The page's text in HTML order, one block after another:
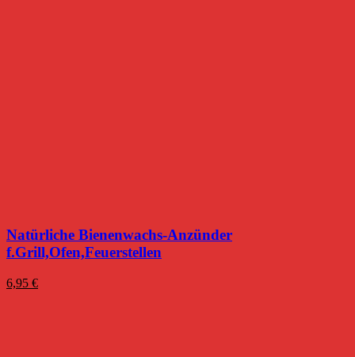
Natürliche Bienenwachs-Anzünder
f.Grill,Ofen,Feuerstellen
6,95 €